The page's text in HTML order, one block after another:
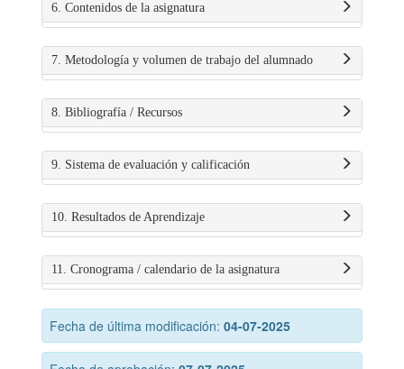
6. Contenidos de la asignatura
7. Metodología y volumen de trabajo del alumnado
8. Bibliografía / Recursos
9. Sistema de evaluación y calificación
10. Resultados de Aprendizaje
11. Cronograma / calendario de la asignatura
Fecha de última modificación: 04-07-2025